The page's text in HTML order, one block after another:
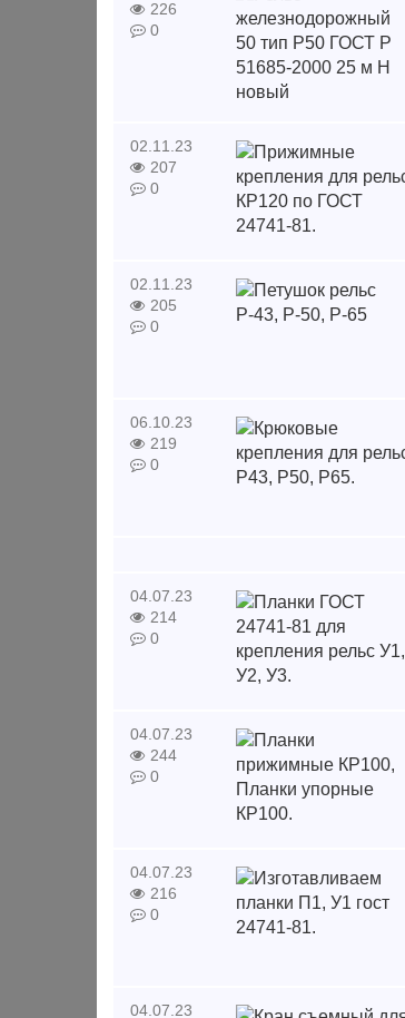
226
0
02.11.23
207
0
02.11.23
205
0
06.10.23
219
0
04.07.23
214
0
04.07.23
244
0
04.07.23
216
0
04.07.23